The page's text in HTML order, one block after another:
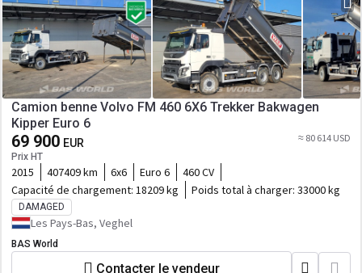
Camion benne Volvo FM 460 6X6 Trekker Bakwagen
Kipper Euro 6
69 900 EUR
Prix HT
≈ 80 614 USD
2015 407409 km 6x6 Euro 6
460 CV
Capacité de chargement: 18209 kg Poids total à charger: 33000 kg
DAMAGED
Les Pays-Bas, Veghel
BAS World
Contacter le vendeur